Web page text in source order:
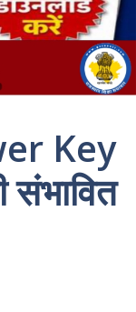
Key
संभावित